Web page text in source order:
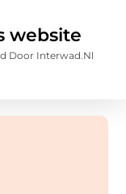
website
Door Interwad.nl